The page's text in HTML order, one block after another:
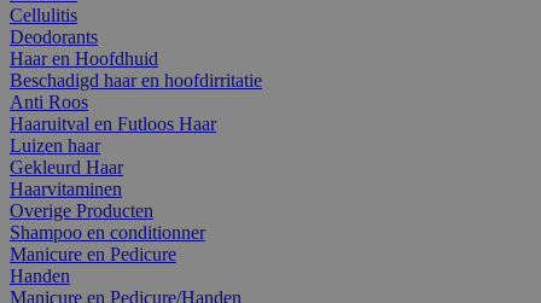
Cellulitis
Deodorants
Haar en Hoofdhuid
Beschadigd haar en hoofdirritatie
Anti Roos
Haaruitval en Futloos Haar
Luizen haar
Gekleurd Haar
Haarvitaminen
Overige Producten
Shampoo en conditionner
Manicure en Pedicure
Handen
Manicure en Pedicure/Handen